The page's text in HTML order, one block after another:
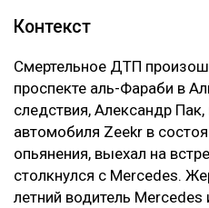
Контекст
Смертельное ДТП
проспекте аль-Фараби в
следствия, Александр
автомобиля Zeekr в
опьянения, выехал на
столкнулся с Mercedes.
летний водитель